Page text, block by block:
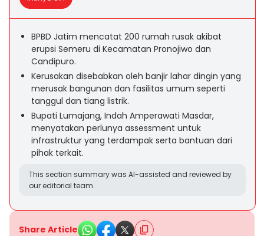
BPBD Jatim mencatat 200 rumah rusak akibat
erupsi Semeru di Kecamatan Pronojiwo dan
Candipuro.
Kerusakan disebabkan oleh banjir lahar dingin yang
merusak bangunan dan fasilitas umum seperti
tanggul dan tiang listrik.
Bupati Lumajang, Indah Amperawati Masdar,
menyatakan perlunya assessment untuk
infrastruktur yang terdampak serta bantuan dari
pihak terkait.
This section summary was AI-assisted and reviewed by
our editorial team.
Share Article